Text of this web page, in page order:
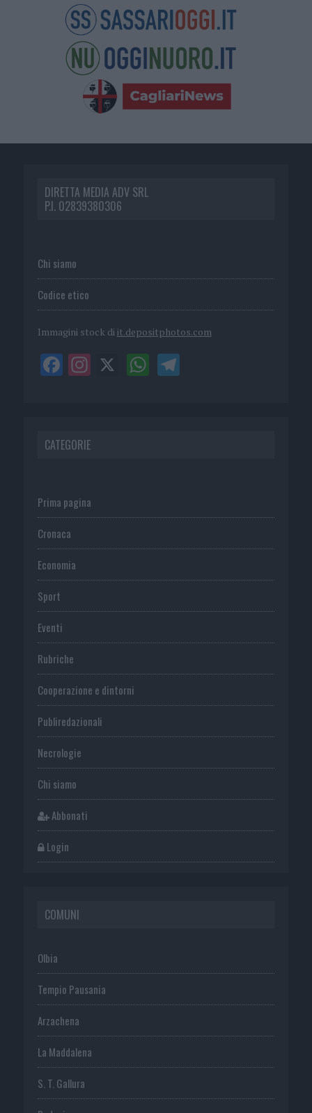
DIRETTA MEDIA ADV SRL
P.I. 02839380306
Chi siamo
Codice etico
Immagini stock di it.depositphotos.com
CATEGORIE
Prima pagina
Cronaca
Economia
Sport
Eventi
Rubriche
Cooperazione e dintorni
Publiredazionali
Necrologie
Chi siamo
Abbonati
Login
COMUNI
Olbia
Tempio Pausania
Arzachena
La Maddalena
S. T. Gallura